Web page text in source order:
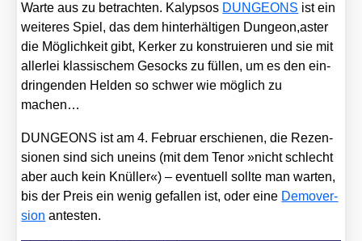
War­te aus zu betrach­ten. Kalyp­sos DUNGEONS ist ein
wei­te­res Spiel, das dem hin­ter­häl­ti­gen Dungeon,aster
die Mög­lich­keit gibt, Ker­ker zu kon­stru­ie­ren und sie mit
aller­lei klas­si­schem Gesocks zu fül­len, um es den ein­
drin­gen­den Hel­den so schwer wie mög­lich zu
machen…
DUNGEONS ist am 4. Febru­ar erschie­nen, die Rezen­
sio­nen sind sich uneins (mit dem Tenor »nicht schlecht
aber auch kein Knül­ler«) – even­tu­ell soll­te man war­ten,
bis der Preis ein wenig gefal­len ist, oder eine Demo­ver­
si­on antes­ten.